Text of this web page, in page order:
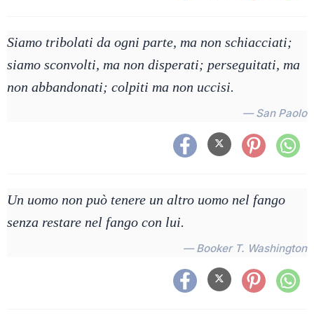
Siamo tribolati da ogni parte, ma non schiacciati;
siamo sconvolti, ma non disperati; perseguitati, ma
non abbandonati; colpiti ma non uccisi.
— San Paolo
Un uomo non può tenere un altro uomo nel fango
senza restare nel fango con lui.
— Booker T. Washington